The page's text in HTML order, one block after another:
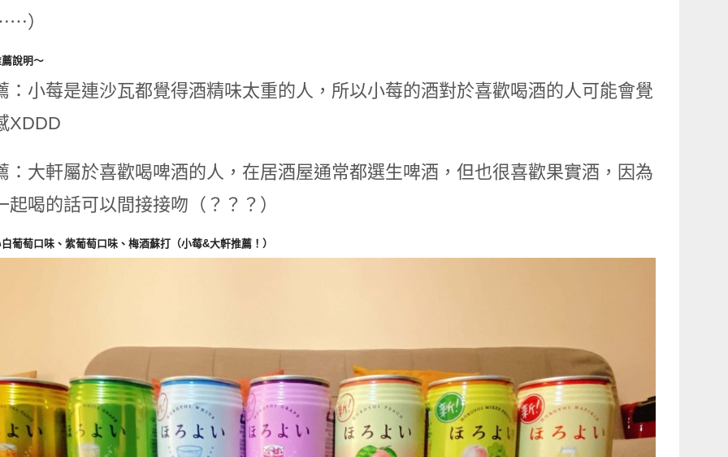
）
說明～
：小莓是連沙瓦都覺得酒精味太重的人，所以小莓的酒對於喜歡喝酒的人可能會覺
XDDD
：大軒屬於喜歡喝啤酒的人，在居酒屋通常都選生啤酒，但也很喜歡果實酒，因為
起喝的話可以間接接吻（？？？）
葡萄口味、紫葡萄口味、梅酒蘇打（小莓&大軒推薦！）